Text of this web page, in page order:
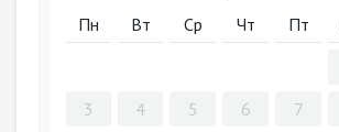
Пн
Вт Ср Чт Пт
3
4 5 6 7